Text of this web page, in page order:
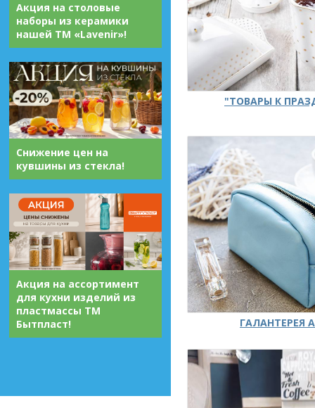
Акция на столовые
наборы из керамики
нашей ТМ «Lavenir»!
Снижение цен на
кувшины из стекла!
Акция на ассортимент
для кухни изделий из
пластмассы ТМ
Бытпласт!
"ТОВАРЫ К
ГАЛАНТЕРЕЯ